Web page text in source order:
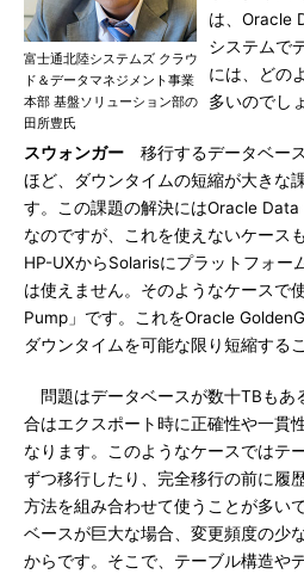
富士通北陸システムズ クラウ
ド＆データマネジメント事業
本部 基盤ソリューション部の
田所豊氏
は、Oracle
システムで
には、どの
多いのでし
スウォンガー 移行するデータベー
ほど、ダウンタイムの短縮が大きな
す。この課題の解決にはOracle Data
なのですが、これを使えないケース
HP-UXからSolarisにプラットフォー
は使えません。そのようなケースで
Pump」です。これをOracle
ダウンタイムを可能な限り短縮する
問題はデータベースが数十TBもあ
合はエクスポート時に正確性や一貫
なります。このようなケースではテ
ずつ移行したり、完全移行の前に履
方法を組み合わせて使うことが多い
ベースが巨大な場合、変更頻度の少
からです。そこで、テーブル構造や